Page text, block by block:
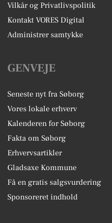
Vilkår og Privatlivspolitik
Kontakt VORES Digital
Administrer samtykke
GENVEJE
Seneste nyt fra Søborg
Vores lokale erhverv
Kalenderen for Søborg
Fakta om Søborg
Erhvervsartikler
Gladsaxe Kommune
Få en gratis salgsvurdering
Sponsoreret indhold